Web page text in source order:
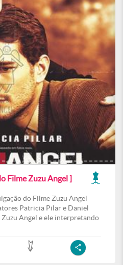
Filme Zuzu Angel ]
do Filme Zuzu Angel
Patricia Pilar e Daniel
Angel e ele interpretando